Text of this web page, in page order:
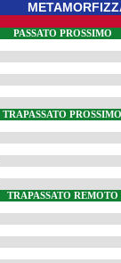
PASSATO PROSSIMO
TRAPASSATO PROSSIMO
TRAPASSATO REMOTO